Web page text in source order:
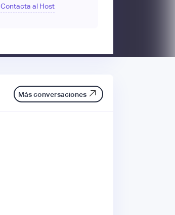
Contacta al Host
Más conversaciones